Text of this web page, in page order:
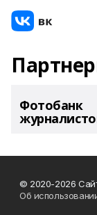
Фотобанк
© 2020-2026 Сайт
Об